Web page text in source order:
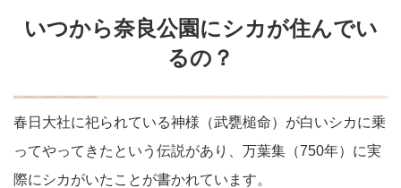
いつから奈良公園にシカが住んでい
るの？
春日大社に祀られている神様（武甕槌命）が白いシカに乗
ってやってきたという伝説があり、万葉集（750年）に実
際にシカがいたことが書かれています。